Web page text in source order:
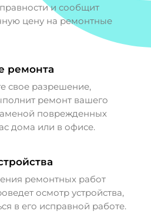
и сообщит
цену на ремонтные
ремонта
свое разрешение,
ремонт вашего
поврежденных
дома или в офисе.
ремонтных работ
осмотр устройства,
в его исправной работе.